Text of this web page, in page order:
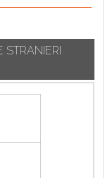
STRANIERI